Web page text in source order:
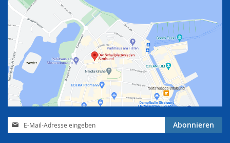
Anmeldung
zum
Abonnieren